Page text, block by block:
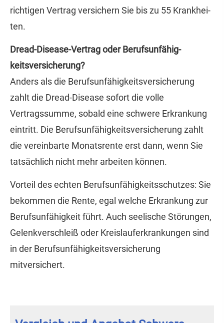
richtigen Vertrag ver­sichern Sie bis zu 55 Krank­hei­
ten.
Dread-Disease-Vertrag oder Berufs­unfähig­
keitsversicherung?
Anders als die Berufs­unfähig­keitsversicherung
zahlt die Dread-Disease sofort die volle
Vertragssumme, sobald eine schwere Erkrankung
eintritt. Die Berufs­unfähig­keitsversicherung zahlt
die vereinbarte Monatsrente erst dann, wenn Sie
tatsächlich nicht mehr arbeiten können.
Vorteil des echten Berufs­unfähig­keitsschutzes: Sie
bekommen die Rente, egal welche Erkrankung zur
Berufs­unfähig­keit führt. Auch seelische Störungen,
Gelenkverschleiß oder Kreislauferkrankungen sind
in der Berufs­unfähig­keitsversicherung
mitversichert.